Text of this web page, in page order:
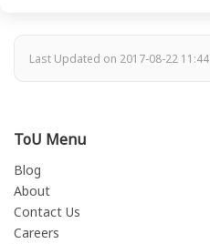
Last Updated on 2017-08-22 11:44
ToU Menu
Blog
About
Contact Us
Careers